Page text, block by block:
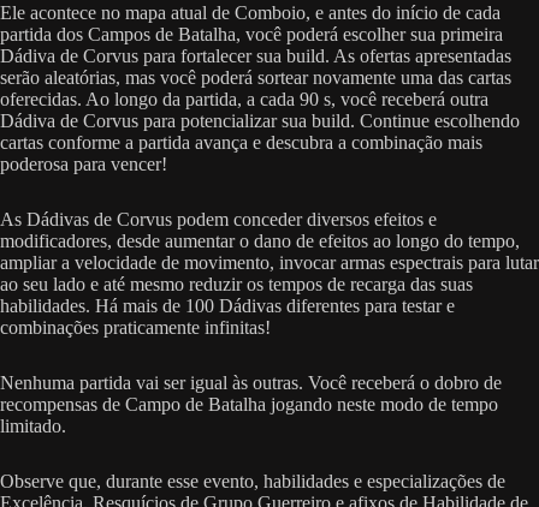
Ele acontece no mapa atual de Comboio, e antes do início de cada
partida dos Campos de Batalha, você poderá escolher sua primeira
Dádiva de Corvus para fortalecer sua build. As ofertas apresentadas
serão aleatórias, mas você poderá sortear novamente uma das cartas
oferecidas. Ao longo da partida, a cada 90 s, você receberá outra
Dádiva de Corvus para potencializar sua build. Continue escolhendo
cartas conforme a partida avança e descubra a combinação mais
poderosa para vencer!
As Dádivas de Corvus podem conceder diversos efeitos e
modificadores, desde aumentar o dano de efeitos ao longo do tempo,
ampliar a velocidade de movimento, invocar armas espectrais para lutar
ao seu lado e até mesmo reduzir os tempos de recarga das suas
habilidades. Há mais de 100 Dádivas diferentes para testar e
combinações praticamente infinitas!
Nenhuma partida vai ser igual às outras. Você receberá o dobro de
recompensas de Campo de Batalha jogando neste modo de tempo
limitado.
Observe que, durante esse evento, habilidades e especializações de
Excelência, Resquícios de Grupo Guerreiro e afixos de Habilidade de